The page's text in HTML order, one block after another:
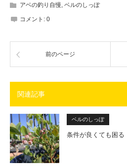
アベの釣り自慢, ベルのしっぽ
コメント: 0
前のページ
関連記事
ベルのしっぽ
条件が良くても困る